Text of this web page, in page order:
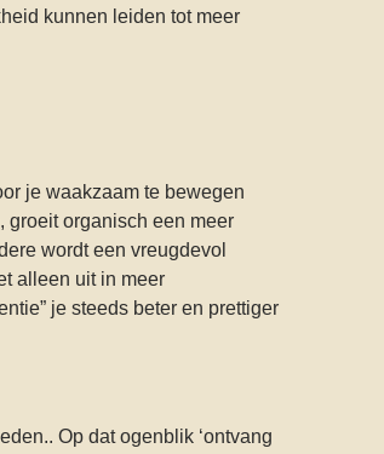
kunnen leiden tot meer
je waakzaam te bewegen
groeit organisch een meer
wordt een vreugdevol
alleen uit in meer
je steeds beter en prettiger
Op dat ogenblik ‘ontvang